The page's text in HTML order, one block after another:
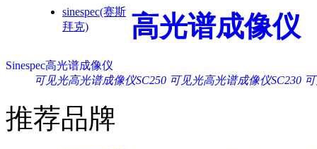
sinespec(赛斯
拜克)
高光谱成像仪
Sinespec高光谱成像仪
可见光高光谱成像仪SC250 可见光高光谱成像仪SC230
推荐品牌